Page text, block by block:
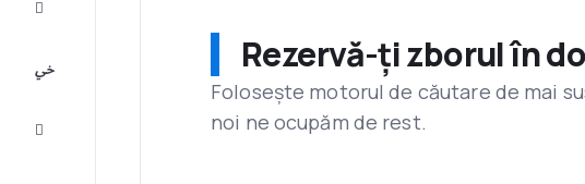
Rezervă-ți zborul în
Folosește motorul de căutare de mai
noi ne ocupăm de rest.